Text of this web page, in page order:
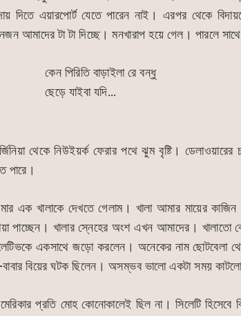
দিতে এয়ারপোর্ট যেতে পারেন নাই। এরপর থেকে
আমাদের টা টা দিচ্ছে। মনখারাপ হয়ে গেল। পারলে
কেন পিরিতি বাড়াইলা রে বন্ধু
ছেড়ে যাইবা যদি…
থেকে নিউইয়র্ক ফেরার পথে ঝুম বৃষ্টি।
পারে।
এক খালাকে দেখতে গেলাম। খালা আমার মায়ের
পাচ্ছেন। খালার স্নেহের অংশ এখন আমাদের।
একসাথে জড়ো করলেন। অনেকের নাম
বাবার বিয়ের ঘটক ছিলেন। অসম্ভব ভালো একটা সময়
প্রতি মোহ কোনোকালেই ছিল না। সিলেটি